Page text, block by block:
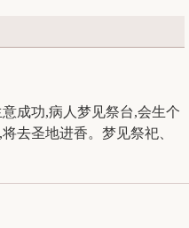
成功,病人梦见祭台,会生个
去圣地进香。梦见祭祀、